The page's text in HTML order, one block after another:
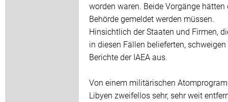
worden waren. Beide Vorgänge hätten
Behörde gemeldet werden müssen.
Hinsichtlich der Staaten und Firmen,
in diesen Fällen belieferten,
Berichte der IAEA aus.
Von einem militärischen
Libyen zweifellos sehr, sehr weit